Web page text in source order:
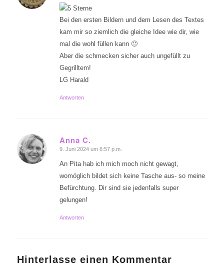
Bei den ersten Bildern und dem Lesen des Textes
kam mir so ziemlich die gleiche Idee wie dir, wie
mal die wohl füllen kann 🙂
Aber die schmecken sicher auch ungefüllt zu
Gegrilltem!
LG Harald
Antworten
Anna C.
sagte:
9. Juni 2024 um 6:57 p.m.
An Pita hab ich mich moch nicht gewagt,
womöglich bildet sich keine Tasche aus- so meine
Befürchtung. Dir sind sie jedenfalls super
gelungen!
Antworten
Hinterlasse einen Kommentar